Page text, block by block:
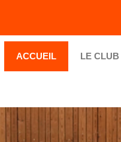
ACCUEIL LE CLUB